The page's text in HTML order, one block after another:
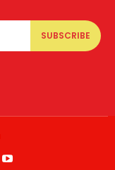
SUBSCRIBE